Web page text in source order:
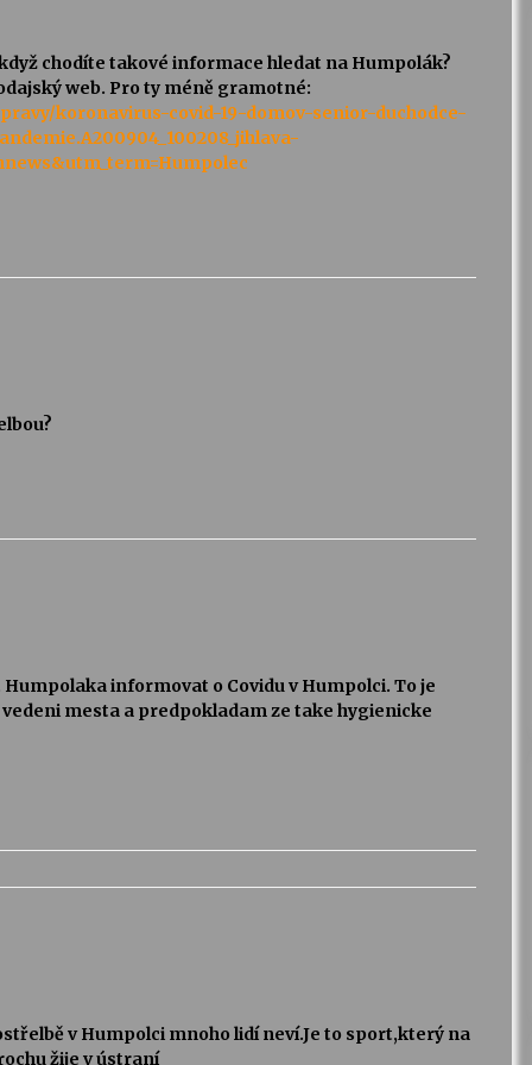
chodíte takové informace hledat na Humpolák?
web. Pro ty méně gramotné:
koronavirus-covid-19-domov-senior-duchodce-
informovat o Covidu v Humpolci. To je
mesta a predpokladam ze take hygienicke
v Humpolci mnoho lidí neví.Je to sport,který na
žije v ústraní